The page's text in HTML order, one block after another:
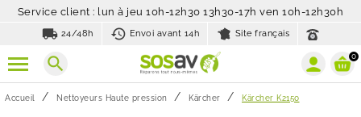
Service client : lun à jeu 10h-12h30 13h30-17h ven 10h-12h30h
local_shipping 24/48h history_toggle_off
Envoi avant 14h Site français
search 0
Accueil Nettoyeurs Haute pression Kärcher Kärcher K2150